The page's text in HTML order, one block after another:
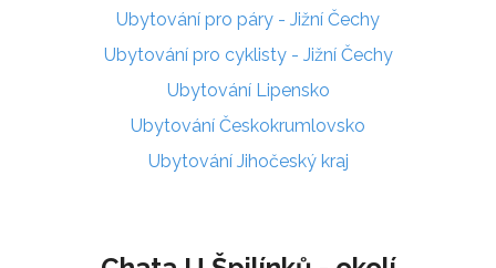
Ubytování pro páry - Jižní Čechy
Ubytování pro cyklisty - Jižní Čechy
Ubytování Lipensko
Ubytování Českokrumlovsko
Ubytování Jihočeský kraj